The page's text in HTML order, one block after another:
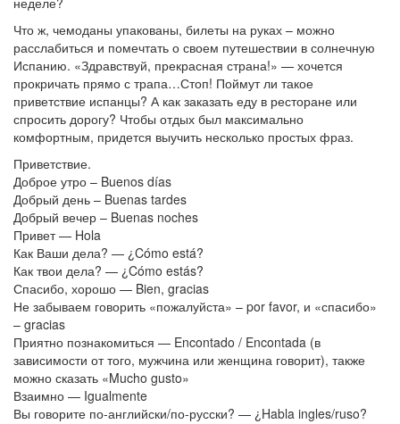
Что ж, чемоданы упакованы, билеты на руках – можно
расслабиться и помечтать о своем путешествии в солнечную
Испанию. «Здравствуй, прекрасная страна!» — хочется
прокричать прямо с трапа…Стоп! Поймут ли такое
приветствие испанцы? А как заказать еду в ресторане или
спросить дорогу? Чтобы отдых был максимально
комфортным, придется выучить несколько простых фраз.
Приветствие.
Доброе утро – Buenos días
Добрый день – Buenas tardes
Добрый вечер – Buenas noches
Привет — Hola
Как Ваши дела? — ¿Cómo está?
Как твои дела? — ¿Cómo estás?
Спасибо, хорошо — Bien, gracias
Не забываем говорить «пожалуйста» – por favor, и «спасибо»
– gracias
Приятно познакомиться — Encontado / Encontada (в
зависимости от того, мужчина или женщина говорит), также
можно сказать «Mucho gusto»
Взаимно — Igualmente
Вы говорите по-английски/по-русски? — ¿Habla ingles/ruso?